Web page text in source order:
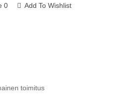
0 Add To Wishlist
toimitus